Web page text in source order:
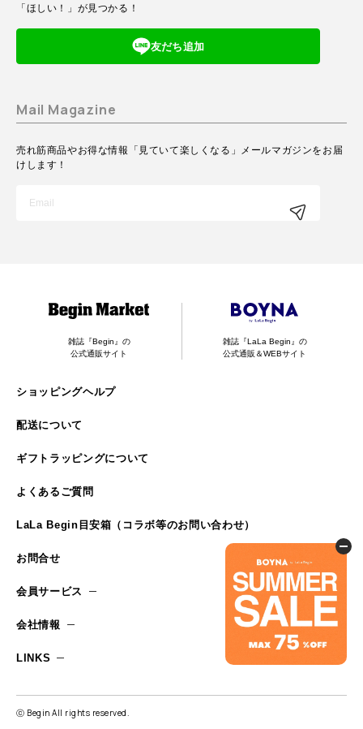
「ほしい！」が見つかる！
友だち追加
Mail Magazine
売れ筋商品やお得な情報「見ていて楽しくなる」メールマガジンをお届
けします！
雑誌『Begin』の
公式通販サイト
雑誌『LaLa Begin』の
公式通販＆WEBサイト
ショッピングヘルプ
配送について
ギフトラッピングについて
よくあるご質問
LaLa Begin目安箱（コラボ等のお問い合わせ）
お問合せ
会員サービス
会社情報
LINKS
ⓒ Begin All rights reserved.